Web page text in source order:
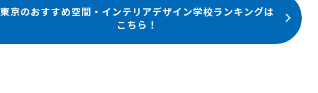
東京のおすすめ空間・インテリアデザイン学校ランキングは
こちら！